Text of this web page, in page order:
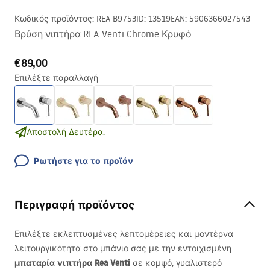
Κωδικός προϊόντος: REA-B9753ID: 13519EAN: 5906366027543
Βρύση νιπτήρα REA Venti Chrome Κρυφό
€89,00
Επιλέξτε παραλλαγή
Αποστολή Δευτέρα.
Ρωτήστε για το προϊόν
Περιγραφή προϊόντος
Επιλέξτε εκλεπτυσμένες λεπτομέρειες και μοντέρνα
λειτουργικότητα στο μπάνιο σας με την εντοιχισμένη
μπαταρία νιπτήρα Rea Venti σε κομψό, γυαλιστερό